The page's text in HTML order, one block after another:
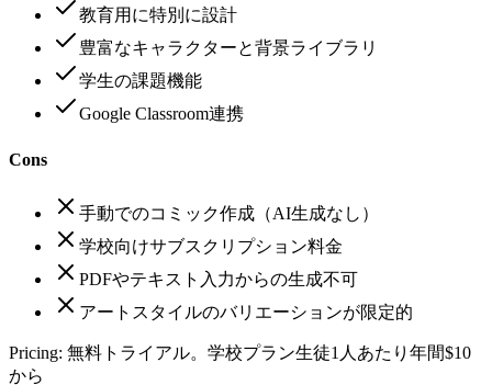
教育用に特別に設計
豊富なキャラクターと背景ライブラリ
学生の課題機能
Google Classroom連携
Cons
手動でのコミック作成（AI生成なし）
学校向けサブスクリプション料金
PDFやテキスト入力からの生成不可
アートスタイルのバリエーションが限定的
Pricing: 無料トライアル。学校プラン生徒1人あたり年間$10
から